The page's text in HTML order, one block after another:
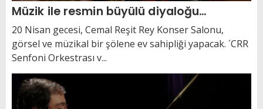
Müzik ile resmin büyülü diyaloğu…
20 Nisan gecesi, Cemal Reşit Rey Konser Salonu,
görsel ve müzikal bir şölene ev sahipliği yapacak. ´CRR
Senfoni Orkestrası v...